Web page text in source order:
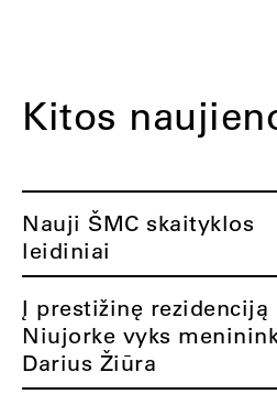
Kitos
Nauji ŠMC skaityklos
leidiniai
Į prestižinę rezidenciją
Niujorke vyks
Darius Žiūra